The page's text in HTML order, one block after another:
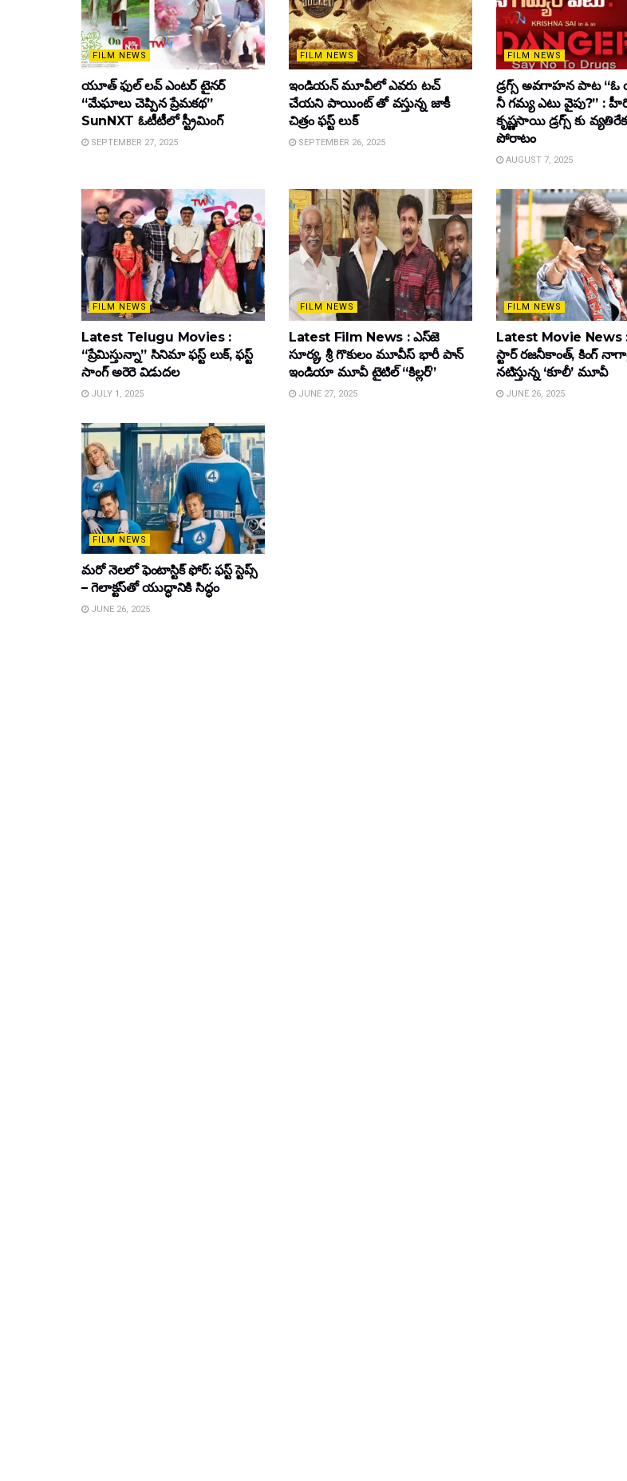
FILM NEWS
యూత్ ఫుల్ లవ్ ఎంటర్ టైనర్
“మేఘాలు చెప్పిన ప్రేమకథ”
SunNXT ఓటీటీలో స్ట్రీమింగ్
SEPTEMBER 27, 2025
FILM NEWS
ఇండియన్ మూవీలో ఎవరు టచ్
చేయని పాయింట్ తో వస్తున్న జాకీ
చిత్రం ఫస్ట్ లుక్
SEPTEMBER 26, 2025
FILM NEWS
డ్రగ్స్ అవగాహన పాట
నీ గమ్య ఎటు వైపు?” :
కృష్ణసాయి డ్రగ్స్ కు
పోరాటం
AUGUST 7, 2025
FILM NEWS
Latest Telugu Movies :
“ప్రేమిస్తున్నా” సినిమా ఫస్ట్ లుక్, ఫస్ట్
సాంగ్ అరెరె విడుదల
JULY 1, 2025
FILM NEWS
Latest Film News : ఎస్‌జె
సూర్య, శ్రీ గొకులం మూవీస్‌ భారీ పాన్‌
ఇండియా మూవీ టైటిల్ “కిల్లర్”
JUNE 27, 2025
FILM NEWS
Latest Movie News
స్టార్ రజనీకాంత్, కింగ్
నటిస్తున్న ‘కూలీ’ మూవీ
JUNE 26, 2025
FILM NEWS
మరో నెలలో ఫెంటాస్టిక్ ఫోర్: ఫస్ట్ స్టెప్స్
– గెలాక్టస్‌తో యుద్ధానికి సిద్ధం
JUNE 26, 2025